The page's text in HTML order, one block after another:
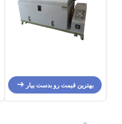
بهترین قیمت رو بدست بیار